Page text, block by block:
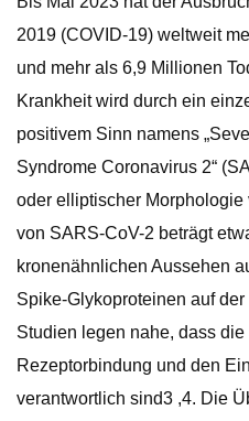
2019 (COVID-19) weltweit
und mehr als 6,9 Millionen
Krankheit wird durch ein
positivem Sinn namens
Syndrome Coronavirus 2“
oder elliptischer
von SARS-CoV-2 beträgt
kronenähnlichen Aussehen
Spike-Glykoproteinen auf
Studien legen nahe, dass
Rezeptorbindung und den
verantwortlich sind3 ,4. Die